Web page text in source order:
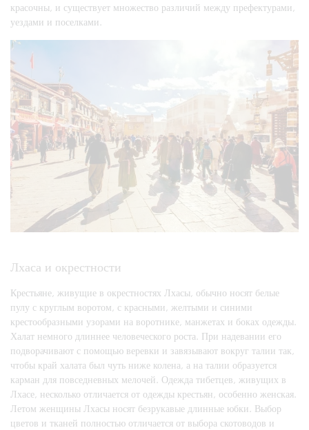
красочны, и существует множество различий между префектурами,
уездами и поселками.
Лхаса и окрестности
Крестьяне, живущие в окрестностях Лхасы, обычно носят белые
пулу с круглым воротом, с красными, желтыми и синими
крестообразными узорами на воротнике, манжетах и боках одежды.
Халат немного длиннее человеческого роста. При надевании его
подворачивают с помощью веревки и завязывают вокруг талии так,
чтобы край халата был чуть ниже колена, а на талии образуется
карман для повседневных мелочей. Одежда тибетцев, живущих в
Лхасе, несколько отличается от одежды крестьян, особенно женская.
Летом женщины Лхасы носят безрукавые длинные юбки. Выбор
цветов и тканей полностью отличается от выбора скотоводов и